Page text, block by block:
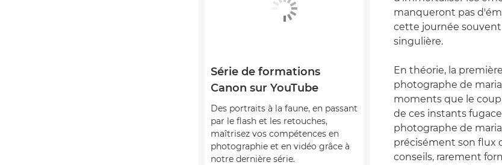
manqueront pas
cette journée
singulière.
En théorie, la
photographe de
moments que le
de ces instants
photographe de
précisément son flux
conseils, rarement
Série de formations
Canon sur YouTube
Des portraits à la faune, en passant
par le flash et les retouches,
maîtrisez vos compétences en
photographie et en vidéo grâce à
notre dernière série.